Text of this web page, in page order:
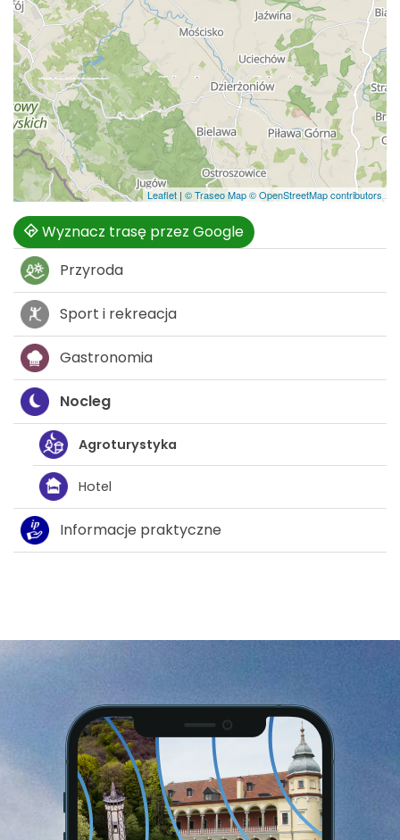
Leaflet | © Traseo Map© OpenStreetMap contributors
Wyznacz trasę przez Google
Przyroda
Sport i rekreacja
Gastronomia
Nocleg
Agroturystyka
Hotel
Informacje praktyczne